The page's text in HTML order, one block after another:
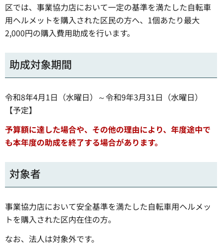
区では、事業協力店において一定の基準を満たした自転車
用ヘルメットを購入された区民の方へ、1個あたり最大
2,000円の購入費用助成を行います。
助成対象期間
令和8年4月1日（水曜日）～令和9年3月31日（水曜日）
【予定】
予算額に達した場合や、その他の理由により、年度途中で
も本年度の助成を終了する場合があります。
対象者
事業協力店において安全基準を満たした自転車用ヘルメッ
トを購入された区内在住の方。
なお、法人は対象外です。